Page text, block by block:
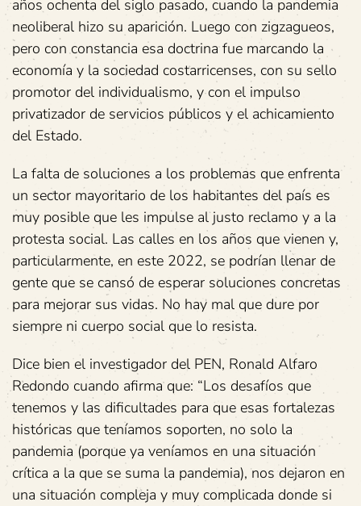
años ochenta del siglo pasado, cuando la pandemia
neoliberal hizo su aparición. Luego con zigzagueos,
pero con constancia esa doctrina fue marcando la
economía y la sociedad costarricenses, con su sello
promotor del individualismo, y con el impulso
privatizador de servicios públicos y el achicamiento
del Estado.
La falta de soluciones a los problemas que enfrenta
un sector mayoritario de los habitantes del país es
muy posible que les impulse al justo reclamo y a la
protesta social. Las calles en los años que vienen y,
particularmente, en este 2022, se podrían llenar de
gente que se cansó de esperar soluciones concretas
para mejorar sus vidas. No hay mal que dure por
siempre ni cuerpo social que lo resista.
Dice bien el investigador del PEN, Ronald Alfaro
Redondo cuando afirma que: “Los desafíos que
tenemos y las dificultades para que esas fortalezas
históricas que teníamos soporten, no solo la
pandemia (porque ya veníamos en una situación
crítica a la que se suma la pandemia), nos dejaron en
una situación compleja y muy complicada donde si